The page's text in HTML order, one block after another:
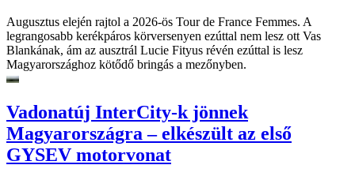
Augusztus elején rajtol a 2026-ös Tour de France Femmes. A
legrangosabb kerékpáros körversenyen ezúttal nem lesz ott Vas
Blankának, ám az ausztrál Lucie Fityus révén ezúttal is lesz
Magyarországhoz kötődő bringás a mezőnyben.
Vadonatúj InterCity-k jönnek
Magyarországra – elkészült az első
GYSEV motorvonat